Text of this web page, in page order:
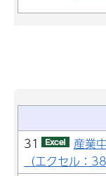
31
産業
（エクセル：